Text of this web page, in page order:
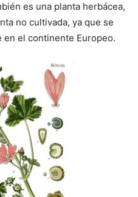
es una planta herbácea,
no cultivada, ya que se
el continente Europeo.